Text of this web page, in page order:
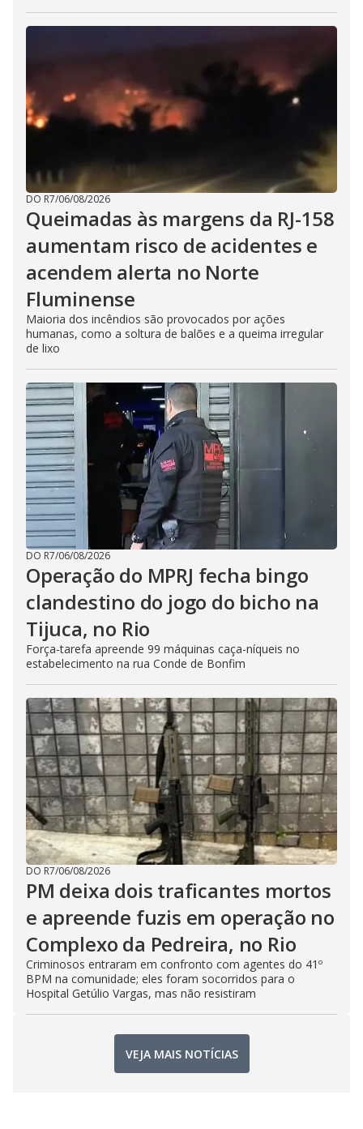
DO R7/06/08/2026
Queimadas às margens da RJ-158
aumentam risco de acidentes e
acendem alerta no Norte
Fluminense
Maioria dos incêndios são provocados por ações
humanas, como a soltura de balões e a queima irregular
de lixo
DO R7/06/08/2026
Operação do MPRJ fecha bingo
clandestino do jogo do bicho na
Tijuca, no Rio
Força-tarefa apreende 99 máquinas caça-níqueis no
estabelecimento na rua Conde de Bonfim
DO R7/06/08/2026
PM deixa dois traficantes mortos
e apreende fuzis em operação no
Complexo da Pedreira, no Rio
Criminosos entraram em confronto com agentes do 41º
BPM na comunidade; eles foram socorridos para o
Hospital Getúlio Vargas, mas não resistiram
VEJA MAIS NOTÍCIAS